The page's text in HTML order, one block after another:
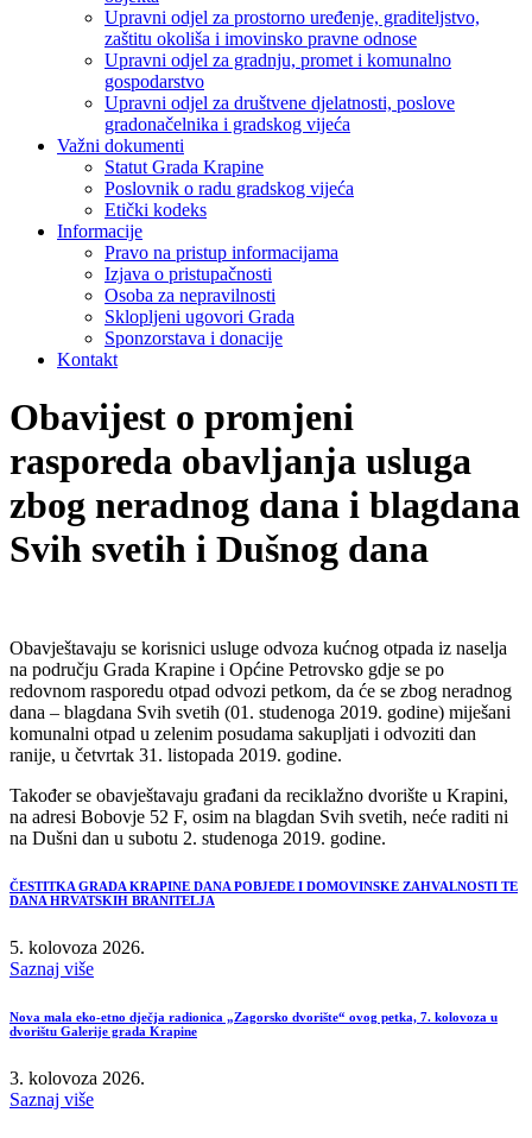
Upravni odjel za prostorno uređenje, graditeljstvo,
zaštitu okoliša i imovinsko pravne odnose
Upravni odjel za gradnju, promet i komunalno
gospodarstvo
Upravni odjel za društvene djelatnosti, poslove
gradonačelnika i gradskog vijeća
Važni dokumenti
Statut Grada Krapine
Poslovnik o radu gradskog vijeća
Etički kodeks
Informacije
Pravo na pristup informacijama
Izjava o pristupačnosti
Osoba za nepravilnosti
Sklopljeni ugovori Grada
Sponzorstava i donacije
Kontakt
Obavijest o promjeni
rasporeda obavljanja usluga
zbog neradnog dana i blagdana
Svih svetih i Dušnog dana
Obavještavaju se korisnici usluge odvoza kućnog otpada iz naselja
na području Grada Krapine i Općine Petrovsko gdje se po
redovnom rasporedu otpad odvozi petkom, da će se zbog neradnog
dana – blagdana Svih svetih (01. studenoga 2019. godine) miješani
komunalni otpad u zelenim posudama sakupljati i odvoziti dan
ranije, u četvrtak 31. listopada 2019. godine.
Također se obavještavaju građani da reciklažno dvorište u Krapini,
na adresi Bobovje 52 F, osim na blagdan Svih svetih, neće raditi ni
na Dušni dan u subotu 2. studenoga 2019. godine.
ČESTITKA GRADA KRAPINE DANA POBJEDE I DOMOVINSKE ZAHVALNOSTI TE
DANA HRVATSKIH BRANITELJA
5. kolovoza 2026.
Saznaj više
Nova mala eko-etno dječja radionica „Zagorsko dvorište“ ovog petka, 7. kolovoza u
dvorištu Galerije grada Krapine
3. kolovoza 2026.
Saznaj više